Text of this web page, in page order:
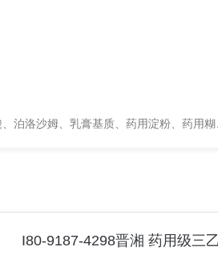
醇（PEG）系列、二氧化硅、聚乙烯吡咯烷酮、十八醇、十六醇、预交化淀粉、微晶纤维素、甲基纤维素、乙基纤维素，三氯蔗糖，麝香草酚，药用蜂蜜，
I80-9187-4298晋湘 药用级三